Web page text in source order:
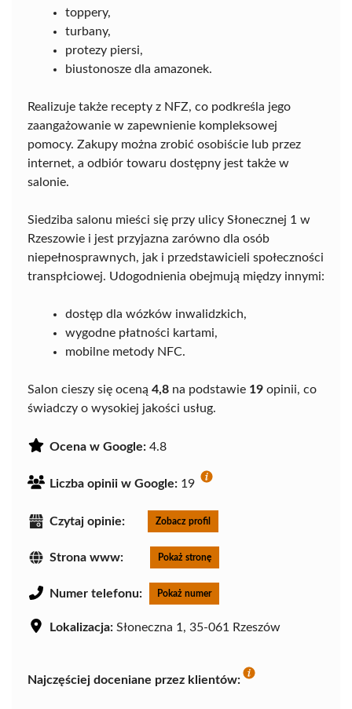
toppery,
turbany,
protezy piersi,
biustonosze dla amazonek.
Realizuje także recepty z NFZ, co podkreśla jego
zaangażowanie w zapewnienie kompleksowej
pomocy. Zakupy można zrobić osobiście lub przez
internet, a odbiór towaru dostępny jest także w
salonie.
Siedziba salonu mieści się przy ulicy Słonecznej 1 w
Rzeszowie i jest przyjazna zarówno dla osób
niepełnosprawnych, jak i przedstawicieli społeczności
transpłciowej. Udogodnienia obejmują między innymi:
dostęp dla wózków inwalidzkich,
wygodne płatności kartami,
mobilne metody NFC.
Salon cieszy się oceną 4,8 na podstawie 19 opinii, co
świadczy o wysokiej jakości usług.
Ocena w Google: 4.8
Liczba opinii w Google: 19
Czytaj opinie: Zobacz profil
Strona www: Pokaż stronę
Numer telefonu: Pokaż numer
Lokalizacja: Słoneczna 1, 35-061 Rzeszów
Najczęściej doceniane przez klientów: